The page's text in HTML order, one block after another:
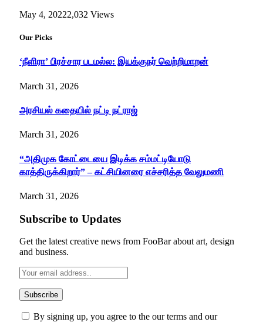
May 4, 20222,032 Views
Our Picks
‘நீளிரா’ பிரச்சார படமல்ல: இயக்குநர் வெற்றிமாறன்
March 31, 2026
அரசியல் கதையில் நட்டி நட்ராஜ்
March 31, 2026
“அதிமுக கோட்டையை இடிக்க சம்மட்டியோடு
காத்திருக்கிறார்” – கட்சியினரை எச்சரித்த வேலுமணி
March 31, 2026
Subscribe to Updates
Get the latest creative news from FooBar about art, design
and business.
By signing up, you agree to the our terms and our